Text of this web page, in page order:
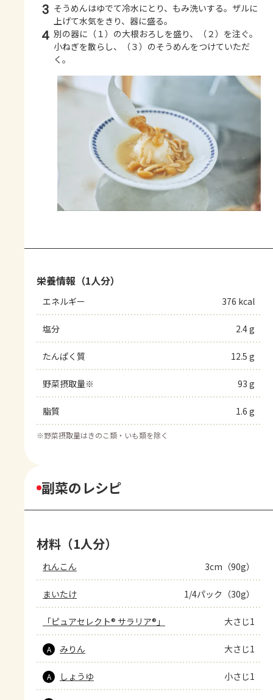
3 そうめんはゆでて冷水にとり、もみ洗いする。ザルに
上げて水気をきり、器に盛る。
4 別の器に（１）の大根おろしを盛り、（２）を注ぐ。
小ねぎを散らし、（３）のそうめんをつけていただ
く。
栄養情報（1人分）
エネルギー 376 kcal
塩分 2.4 g
たんぱく質 12.5 g
野菜摂取量※ 93 g
脂質 1.6 g
※野菜摂取量はきのこ類・いも類を除く
副菜のレシピ
材料（1人分）
れんこん 3cm（90g）
まいたけ 1/4パック（30g）
「ピュアセレクト® サラリア®」 大さじ1
A みりん 大さじ1
A しょうゆ 小さじ1